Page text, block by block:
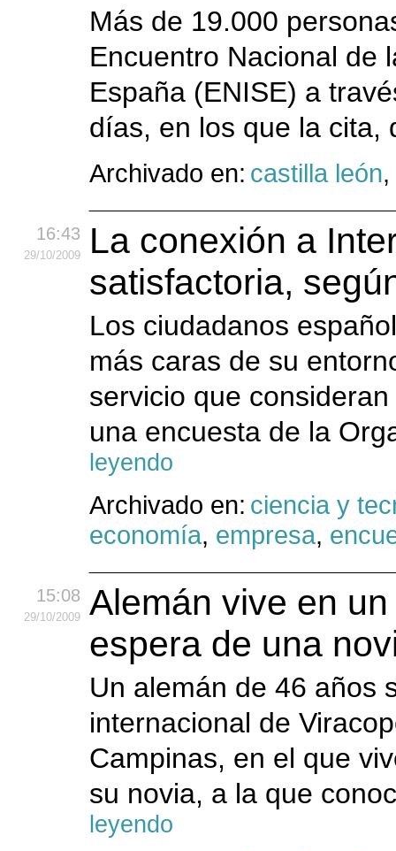
Más de 19.000
Encuentro Nacional de
España (ENISE) a
días, en los que la cita,
Archivado en: castilla león,
16:43
29/10/2009
La conexión a
satisfactoria,
Los ciudadanos
más caras de su
servicio que
una encuesta de la
leyendo
Archivado en: ciencia y
economía, empresa,
15:08
29/10/2009
Alemán vive en
espera de una
Un alemán de 46 años
internacional de
Campinas, en el que
su novia, a la que
leyendo